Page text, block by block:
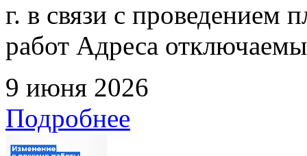
г. в связи с проведением
работ Адреса
9 июня 2026
Подробнее